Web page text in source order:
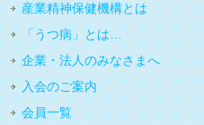
産業精神保健機構とは
「うつ病」とは…
企業・法人のみなさまへ
入会のご案内
会員一覧